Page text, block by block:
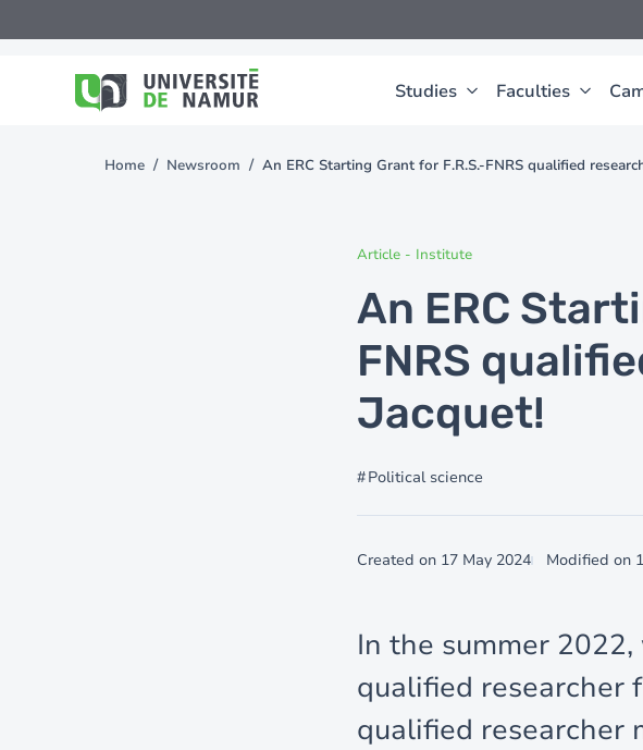
Studies Faculties
to
You
Home Newsroom An ERC Starting Grant for F.R.S.-FNRS qualified
Article - Institute
An ERC
FNRS
Jacquet!
Political science
Created on 17 May 2024 Modified on
In the summer
qualified researcher
qualified researcher